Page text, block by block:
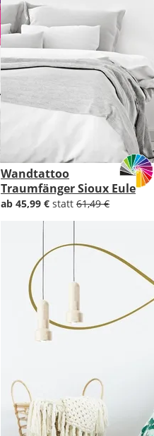
Wandtattoo
Traumfänger Sioux Eule
ab 45,99 € statt 61,49 €